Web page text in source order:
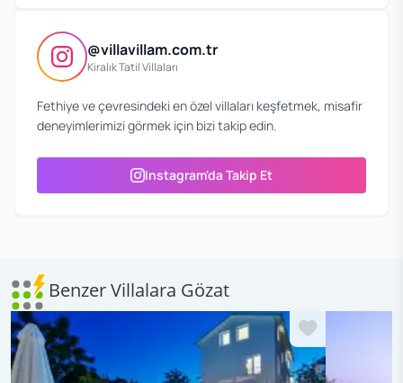
@villavillam.com.tr
Kiralık Tatil Villaları
Fethiye ve çevresindeki en özel villaları keşfetmek, misafir
deneyimlerimizi görmek için bizi takip edin.
Instagram'da Takip Et
Benzer Villalara Gözat